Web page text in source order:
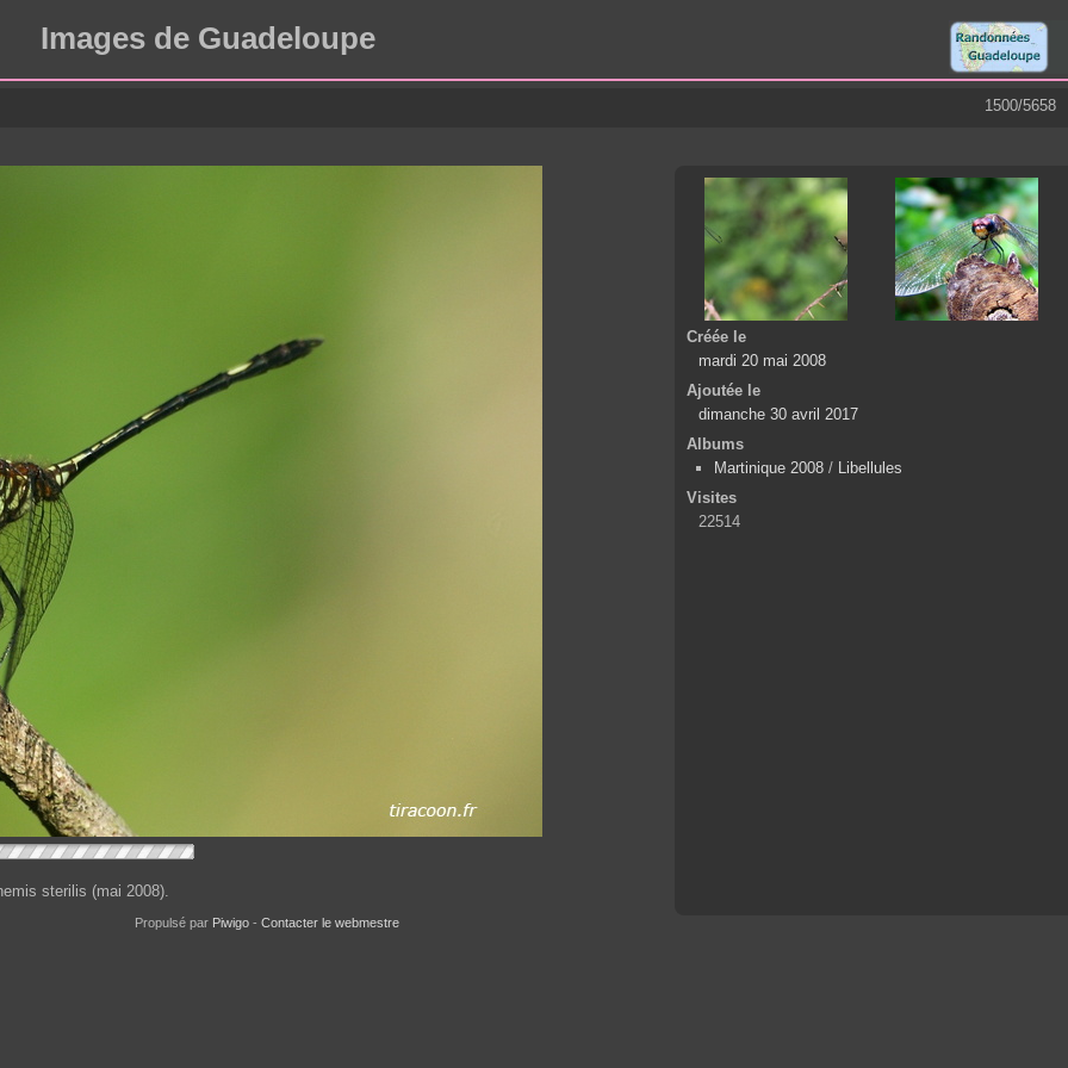
Images de Guadeloupe
1500/5658
sterilis (mai 2008).
Créée le
mardi 20 mai 2008
Ajoutée le
dimanche 30 avril 2017
Albums
Martinique 2008 / Libellules
Visites
22514
Propulsé par Piwigo - Contacter le webmestre